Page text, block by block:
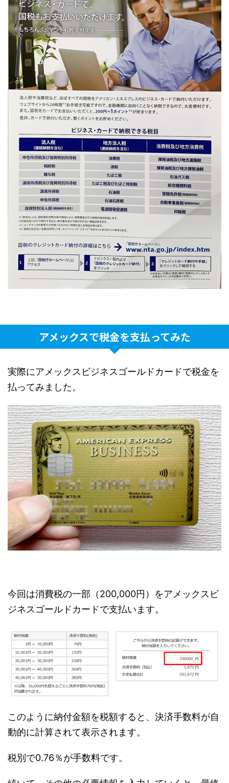
アメックスで税金を支払ってみた
実際にアメックスビジネスゴールドカードで税金を
払ってみました。
今回は消費税の一部（200,000円）をアメックスビ
ジネスゴールドカードで支払います。
このように納付金額を税額すると、決済手数料が自
動的に計算されて表示されます。
税別で0.76％が手数料です。